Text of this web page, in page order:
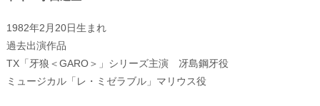
1982年2月20日生まれ
過去出演作品
TX「牙狼＜GARO＞」シリーズ主演 冴島鋼牙役
ミュージカル「レ・ミゼラブル」マリウス役